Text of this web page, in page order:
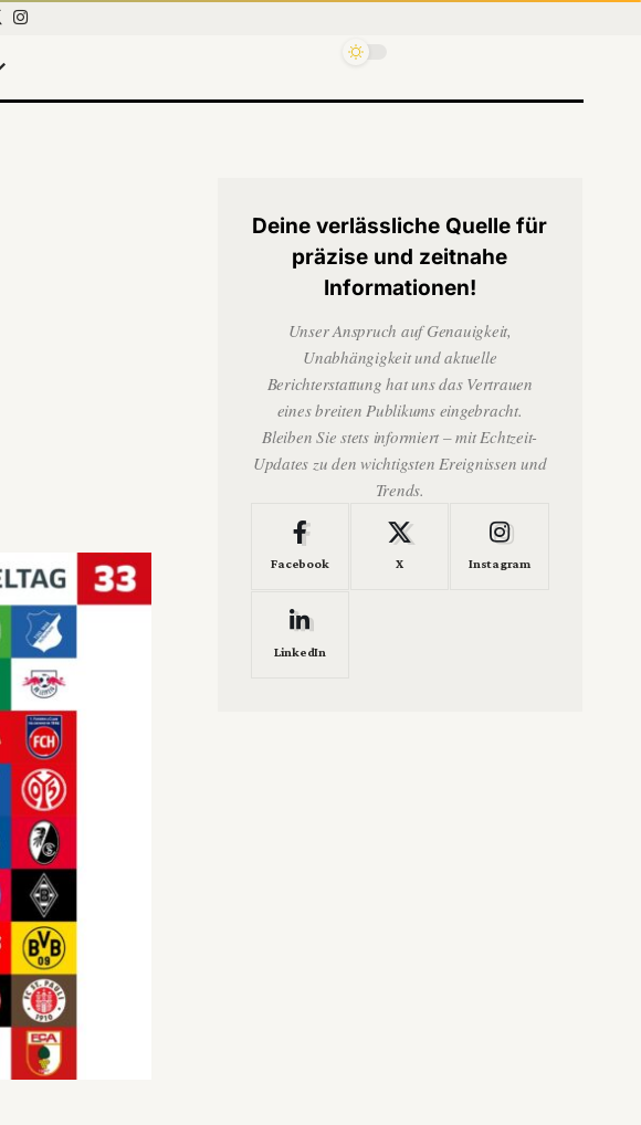
Deine verlässliche Quelle für
präzise und zeitnahe
Informationen!
Unser Anspruch auf Genauigkeit,
Unabhängigkeit und aktuelle
Berichterstattung hat uns das Vertrauen
eines breiten Publikums eingebracht.
Bleiben Sie stets informiert – mit Echtzeit-
Updates zu den wichtigsten Ereignissen und
Trends.
Facebook X Instagram
LinkedIn